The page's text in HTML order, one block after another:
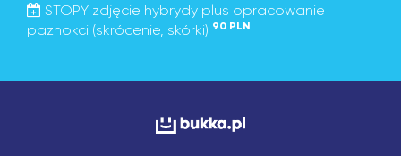
STOPY zdjęcie hybrydy plus opracowanie
paznokci (skrócenie, skórki) 90 PLN